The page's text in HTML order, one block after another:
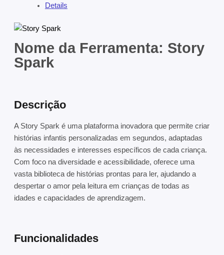
Details
Nome da Ferramenta: Story
Spark
Descrição
A Story Spark é uma plataforma inovadora que permite criar
histórias infantis personalizadas em segundos, adaptadas
às necessidades e interesses específicos de cada criança.
Com foco na diversidade e acessibilidade, oferece uma
vasta biblioteca de histórias prontas para ler, ajudando a
despertar o amor pela leitura em crianças de todas as
idades e capacidades de aprendizagem.
Funcionalidades